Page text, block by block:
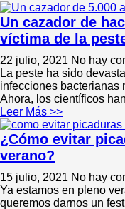
Un cazador de
víctima de la
22 julio, 2021 No hay
La peste ha sido
infecciones bacterianas
Ahora, los científicos
Leer Más >>
¿Cómo evitar
verano?
15 julio, 2021 No hay
Ya estamos en pleno
queremos darnos un